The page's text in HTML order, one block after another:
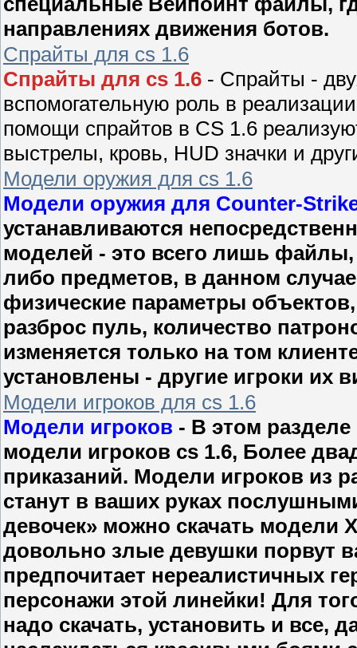
направлениях движения ботов.
Спрайты для cs 1.6
Спрайты для cs 1.6 - Спрайты -
вспомогательную роль в
помощи спрайтов в CS 1.6
выстрелы, кровь, HUD значки и
Модели оружия для cs 1.6
Модели оружия для Counter-
устанавливаются
моделей - это всего лишь файлы,
либо предметов, в данном
физические параметры объектов,
разброс пуль, количество
изменяется только на том
установлены - другие игроки их
Модели игроков для cs 1.6
Модели игроков - В этом
модели игроков cs 1.6, Более
приказаний. Модели игроков из
станут в ваших руках
девочек» можно скачать модели
довольно злые девушки порвут
предпочитает нереалистичных
персонажи этой линейки! Для
надо скачать, установить и все,